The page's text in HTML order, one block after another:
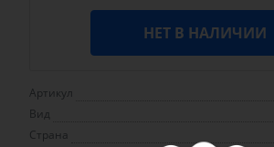
НЕТ В НАЛИЧИИ
Артикул
Вид
Страна